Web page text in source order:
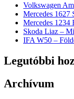
Volkswagen
Mercedes 1627
Mercedes 1234
Skoda Liaz –
IFA W50 –
Legutóbbi
Archívum